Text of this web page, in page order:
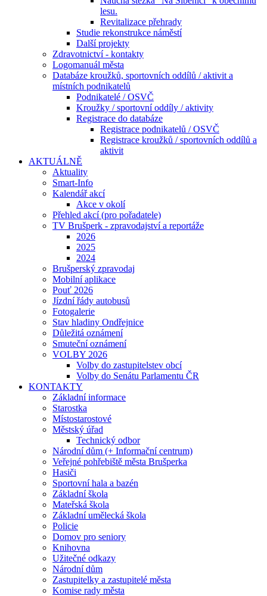
lesu.
Revitalizace přehrady
Studie rekonstrukce náměstí
Další projekty
Zdravotnictví - kontakty
Logomanuál města
Databáze kroužků, sportovních oddílů / aktivit a
místních podnikatelů
Podnikatelé / OSVČ
Kroužky / sportovní oddíly / aktivity
Registrace do databáze
Registrace podnikatelů / OSVČ
Registrace kroužků / sportovních oddílů a
aktivit
AKTUÁLNĚ
Aktuality
Smart-Info
Kalendář akcí
Akce v okolí
Přehled akcí (pro pořadatele)
TV Brušperk - zpravodajství a reportáže
2026
2025
2024
Brušperský zpravodaj
Mobilní aplikace
Pouť 2026
Jízdní řády autobusů
Fotogalerie
Stav hladiny Ondřejnice
Důležitá oznámení
Smuteční oznámení
VOLBY 2026
Volby do zastupitelstev obcí
Volby do Senátu Parlamentu ČR
KONTAKTY
Základní informace
Starostka
Místostarostové
Městský úřad
Technický odbor
Národní dům (+ Informační centrum)
Veřejné pohřebiště města Brušperka
Hasiči
Sportovní hala a bazén
Základní škola
Mateřská škola
Základní umělecká škola
Policie
Domov pro seniory
Knihovna
Užitečné odkazy
Národní dům
Zastupitelky a zastupitelé města
Komise rady města